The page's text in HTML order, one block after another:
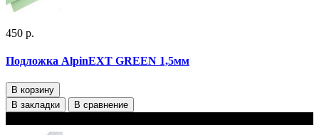
450 р.
Подложка AlpinEXT GREEN 1,5мм
В корзину
В закладки
В сравнение